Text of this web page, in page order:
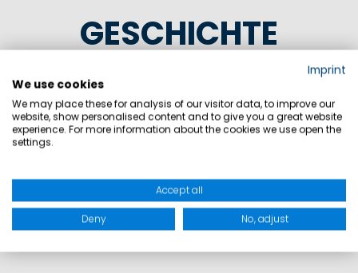
GESCHICHTE
1929 wurde die legendäre Régates Royales
zum ersten Mal in Cannes ausgetragen.
Seitdem gilt diese Regatta als Treffpunkt für
die erfolgreichsten Segler weltweit und
Veranstaltung.
Imprint
We use cookies
We may place these for analysis of our visitor data, to improve our
website, show personalised content and to give you a great website
experience. For more information about the cookies we use open the
settings.
Accept all
Deny No, adjust